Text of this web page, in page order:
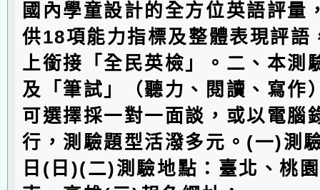
國內學童設計的全方位英語評量
供18項能力指標及整體表現評語
上銜接「全民英檢」。二、本測
及「筆試」（聽力、閱讀、寫作
可選擇採一對一面談，或以電腦
行，測驗題型活潑多元。(一)測
日(日)(二)測驗地點：臺北、桃